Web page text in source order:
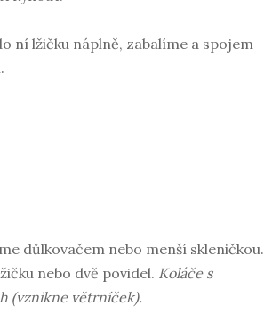
ní lžičku náplně, zabalíme a spojem
důlkovačem nebo menší skleničkou.
nebo dvě povidel. Koláče s
(vznikne větrníček).